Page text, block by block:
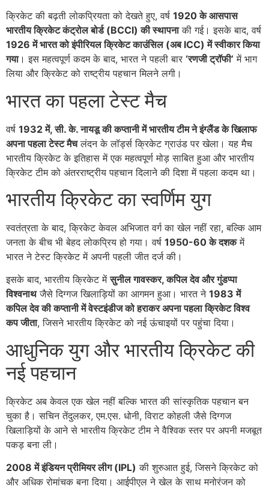
क्रिकेट की बढ़ती लोकप्रियता को देखते हुए, वर्ष 1920 के आसपास
भारतीय क्रिकेट कंट्रोल बोर्ड (BCCI) की स्थापनाकी गई। इसके बाद, वर्ष
1926 में भारत को इंपीरियल क्रिकेट काउंसिल (अब ICC) में स्वीकार किया
गया। इस महत्वपूर्ण कदम के बाद, भारत ने पहली बार ‘रणजी ट्रॉफी’ में भाग
लिया और क्रिकेट को राष्ट्रीय पहचान मिलने लगी।
भारत का पहला टेस्ट मैच
वर्ष 1932 में, सी. के. नायडू की कप्तानी में भारतीय टीम ने इंग्लैंड के खिलाफ
अपना पहला टेस्ट मैचलंदन के लॉर्ड्स क्रिकेट ग्राउंड पर खेला। यह मैच
भारतीय क्रिकेट के इतिहास में एक महत्वपूर्ण मोड़ साबित हुआ और भारतीय
क्रिकेट टीम को अंतरराष्ट्रीय पहचान दिलाने की दिशा में पहला कदम था।
भारतीय क्रिकेट का स्वर्णिम युग
स्वतंत्रता के बाद, क्रिकेट केवल अभिजात वर्ग का खेल नहीं रहा, बल्कि आम
जनता के बीच भी बेहद लोकप्रिय हो गया। वर्ष 1950-60 के दशकमें
भारत ने टेस्ट क्रिकेट में अपनी पहली जीत दर्ज की।
इसके बाद, भारतीय क्रिकेट मेंसुनील गावस्कर, कपिल देव और गुंडप्पा
विश्वनाथजैसे दिग्गज खिलाड़ियों का आगमन हुआ। भारत ने 1983 में
कपिल देव की कप्तानी में वेस्टइंडीज को हराकर अपना पहला क्रिकेट विश्व
कप जीता, जिसने भारतीय क्रिकेट को नई ऊंचाइयों पर पहुंचा दिया।
आधुनिक युग और भारतीय क्रिकेट की
नई पहचान
क्रिकेट अब केवल एक खेल नहीं बल्कि भारत की सांस्कृतिक पहचान बन
चुका है। सचिन तेंदुलकर, एम.एस. धोनी, विराट कोहली जैसे दिग्गज
खिलाड़ियों के आने से भारतीय क्रिकेट टीम ने वैश्विक स्तर पर अपनी मजबूत
पकड़ बना ली।
2008 में इंडियन प्रीमियर लीग (IPL) की शुरुआत हुई, जिसने क्रिकेट को
और अधिक रोमांचक बना दिया। आईपीएल ने खेल के साथ मनोरंजन को